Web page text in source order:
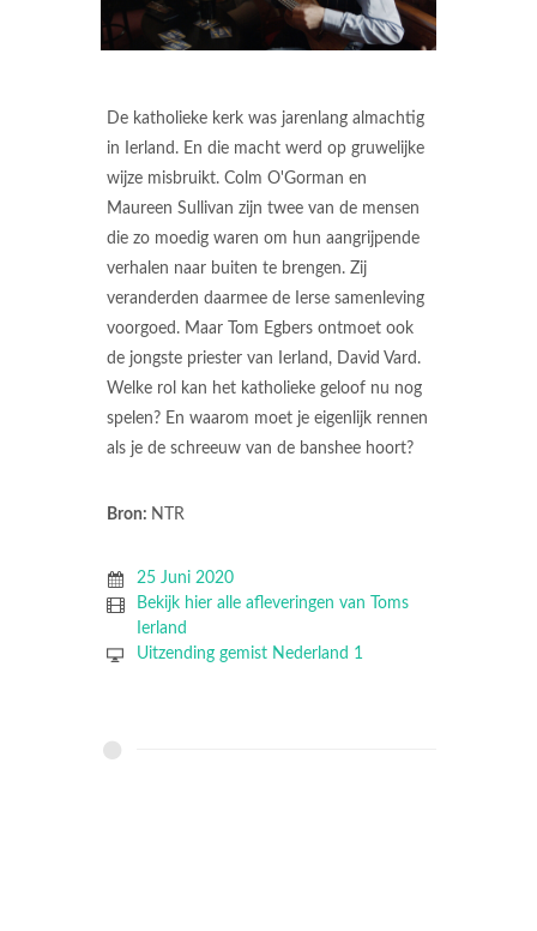
De katholieke kerk was jarenlang almachtig
in Ierland. En die macht werd op gruwelijke
wijze misbruikt. Colm O'Gorman en
Maureen Sullivan zijn twee van de mensen
die zo moedig waren om hun aangrijpende
verhalen naar buiten te brengen. Zij
veranderden daarmee de Ierse samenleving
voorgoed. Maar Tom Egbers ontmoet ook
de jongste priester van Ierland, David Vard.
Welke rol kan het katholieke geloof nu nog
spelen? En waarom moet je eigenlijk rennen
als je de schreeuw van de banshee hoort?
Bron: NTR
25 Juni 2020
Bekijk hier alle afleveringen van Toms
Ierland
Uitzending gemist Nederland 1